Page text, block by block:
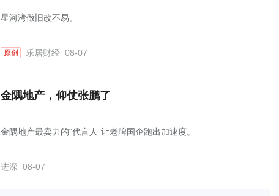
星河湾做旧改不易。
原创 乐居财经 08-07
金隅地产，仰仗张鹏了
金隅地产最卖力的“代言人”让老牌国企跑出加速度。
进深 08-07